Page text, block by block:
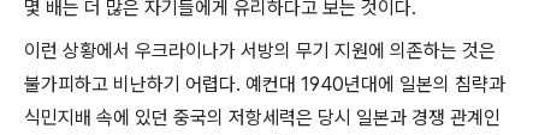
몇 배는 더 많은 자기들에게 유리하다고 보는 것이다.
이런 상황에서 우크라이나가 서방의 무기 지원에 의존하는 것은
불가피하고 비난하기 어렵다. 예컨대 1940년대에 일본의 침략과
식민지배 속에 있던 중국의 저항세력은 당시 일본과 경쟁 관계인